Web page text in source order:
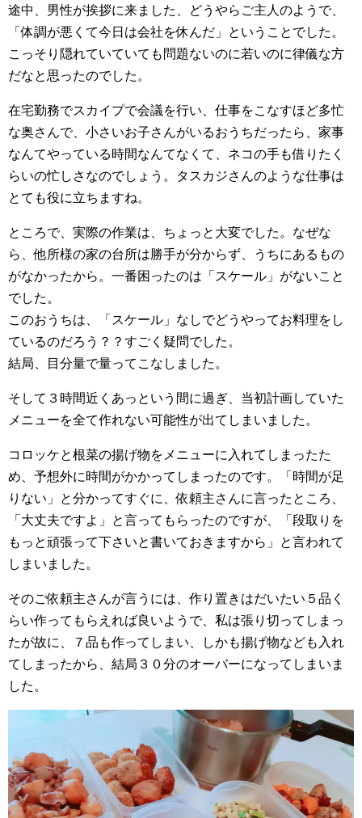
途中、男性が挨拶に来ました、どうやらご主人のようで、
「体調が悪くて今日は会社を休んだ」ということでした。
こっそり隠れていていても問題ないのに若いのに律儀な方
だなと思ったのでした。
在宅勤務でスカイプで会議を行い、仕事をこなすほど多忙
な奥さんで、小さいお子さんがいるおうちだったら、家事
なんてやっている時間なんてなくて、ネコの手も借りたく
らいの忙しさなのでしょう。タスカジさんのような仕事は
とても役に立ちますね。
ところで、実際の作業は、ちょっと大変でした。なぜな
ら、他所様の家の台所は勝手が分からず、うちにあるもの
がなかったから。一番困ったのは「スケール」がないこと
でした。
このおうちは、「スケール」なしでどうやってお料理をし
ているのだろう？？すごく疑問でした。
結局、目分量で量ってこなしました。
そして３時間近くあっという間に過ぎ、当初計画していた
メニューを全て作れない可能性が出てしまいました。
コロッケと根菜の揚げ物をメニューに入れてしまったた
め、予想外に時間がかかってしまったのです。「時間が足
りない」と分かってすぐに、依頼主さんに言ったところ、
「大丈夫ですよ」と言ってもらったのですが、「段取りを
もっと頑張って下さいと書いておきますから」と言われて
しまいました。
そのご依頼主さんが言うには、作り置きはだいたい５品く
らい作ってもらえれば良いようで、私は張り切ってしまっ
たが故に、７品も作ってしまい、しかも揚げ物なども入れ
てしまったから、結局３０分のオーバーになってしまいま
した。